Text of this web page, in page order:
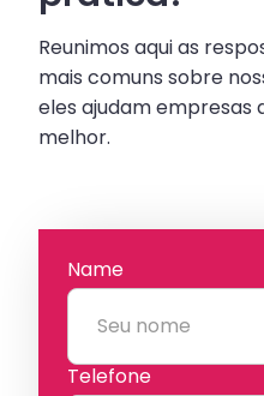
Reunimos aqui as
mais comuns sobre
eles ajudam empresas
melhor.
Name
Telefone